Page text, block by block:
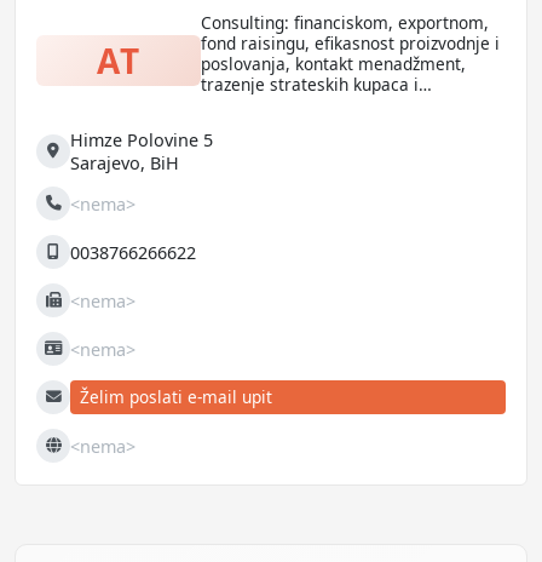
AT
Consulting: financiskom, exportnom,
fond raisingu, efikasnost proizvodnje i
poslovanja, kontakt menadžment,
trazenje strateskih kupaca i
poslovanju. Globalni tim od 12500
Adresa
Himze Polovine 5
Sarajevo, BiH
Telefon<nema>
Mobilni0038766266622
Fax <nema>
JIB <nema>
E-mailŽelim poslati e-mail upit
Web <nema>